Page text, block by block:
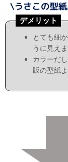
デメリット
とても細
うに見えま
カラーだ
販の型紙